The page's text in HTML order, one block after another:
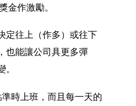
作激勵。
定往上（作多）或往下
也能讓公司具更多彈
時上班，而且每一天的